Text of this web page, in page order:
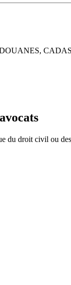
du droit civil ou